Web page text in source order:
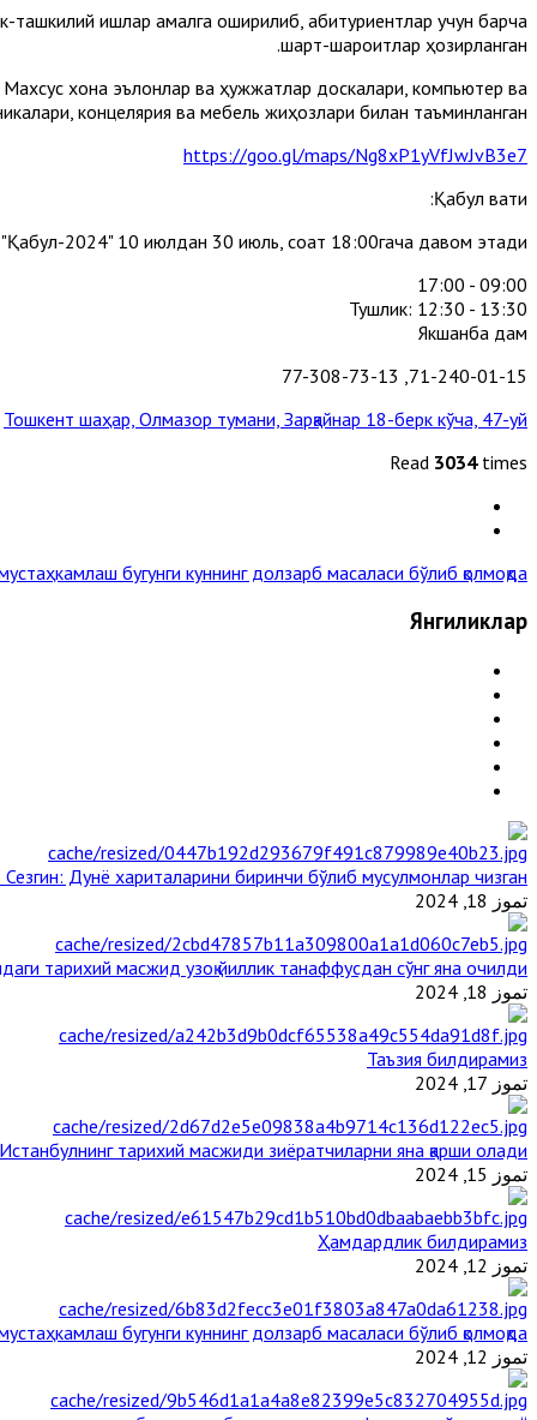
ташкилий ишлар амалга оширилиб, абитуриентлар учун барча
шарт-шароитлар ҳозирланган.
Махсус хона эълонлар ва ҳужжатлар доскалари, компьютер ва
концелярия ва мебель жиҳозлари билан таъминланган.
https://goo.gl/maps/Ng8xP1yVfJwJvB3e7
Қабул вақти:
2024" 10 июлдан 30 июль, соат 18:00гача давом этади.
09:00 - 17:00
Тушлик: 12:30 - 13:30
Якшанба дам
71-240-01-15, 77-308-73-13
Тошкент шаҳар, Олмазор тумани, Зарқайнар 18-берк кўча, 47-уй.
Read 3034times
бугунги куннинг долзарб масаласи бўлиб қолмоқда »
Янгиликлар
Дунё хариталарини биринчи бўлиб мусулмонлар чизган
تموز 18, 2024
тарихий масжид узоқ йиллик танаффусдан сўнг яна очилди
تموز 18, 2024
Таъзия билдирамиз
تموز 17, 2024
Истанбулнинг тарихий масжиди зиёратчиларни яна қарши олади
تموز 15, 2024
Ҳамдардлик билдирамиз
تموز 12, 2024
бугунги куннинг долзарб масаласи бўлиб қолмоқда
تموز 12, 2024